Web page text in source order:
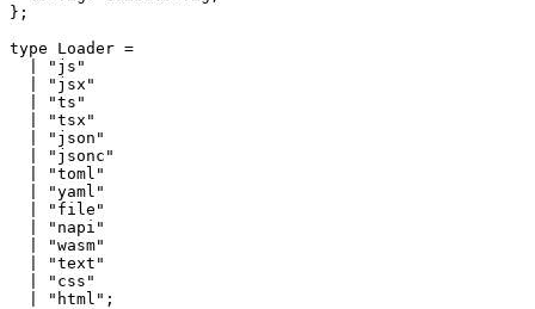
};
type Loader =
"js"
"jsx"
"ts"
"tsx"
"json"
"jsonc"
"toml"
"yaml"
"file"
"napi"
"wasm"
"text"
"css"
"html" ;